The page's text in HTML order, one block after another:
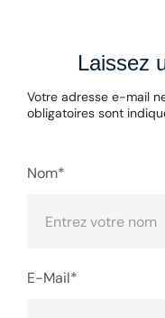
Laissez
Votre adresse e-mail
obligatoires sont
Nom*
E-Mail*